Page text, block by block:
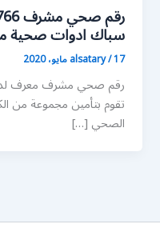
سباك ادوات
alsatary/17 مايو، 2020
رقم صحي مشرف معرف لدى
تقوم بتأمين مجموعة من
الصحي […]